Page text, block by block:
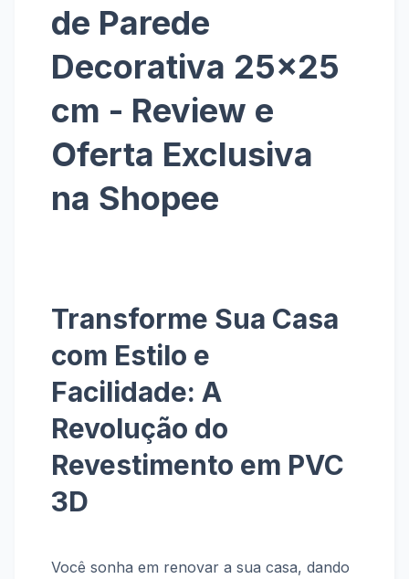
de Parede
Decorativa 25x25
cm - Review e
Oferta Exclusiva
na Shopee
Transforme Sua Casa
com Estilo e
Facilidade: A
Revolução do
Revestimento em PVC
3D
Você sonha em renovar a sua casa, dando